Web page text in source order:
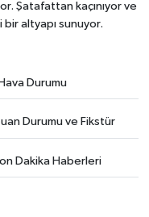
Şatafattan kaçınıyor ve
altyapı sunuyor.
Durumu
Durumu ve Fikstür
Dakika Haberleri